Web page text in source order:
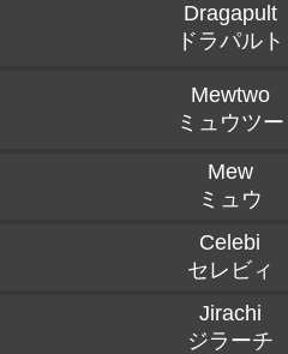
Dragapult
ドラパルト
Mewtwo
ミュウツー
Mew
ミュウ
Celebi
セレビィ
Jirachi
ジラーチ